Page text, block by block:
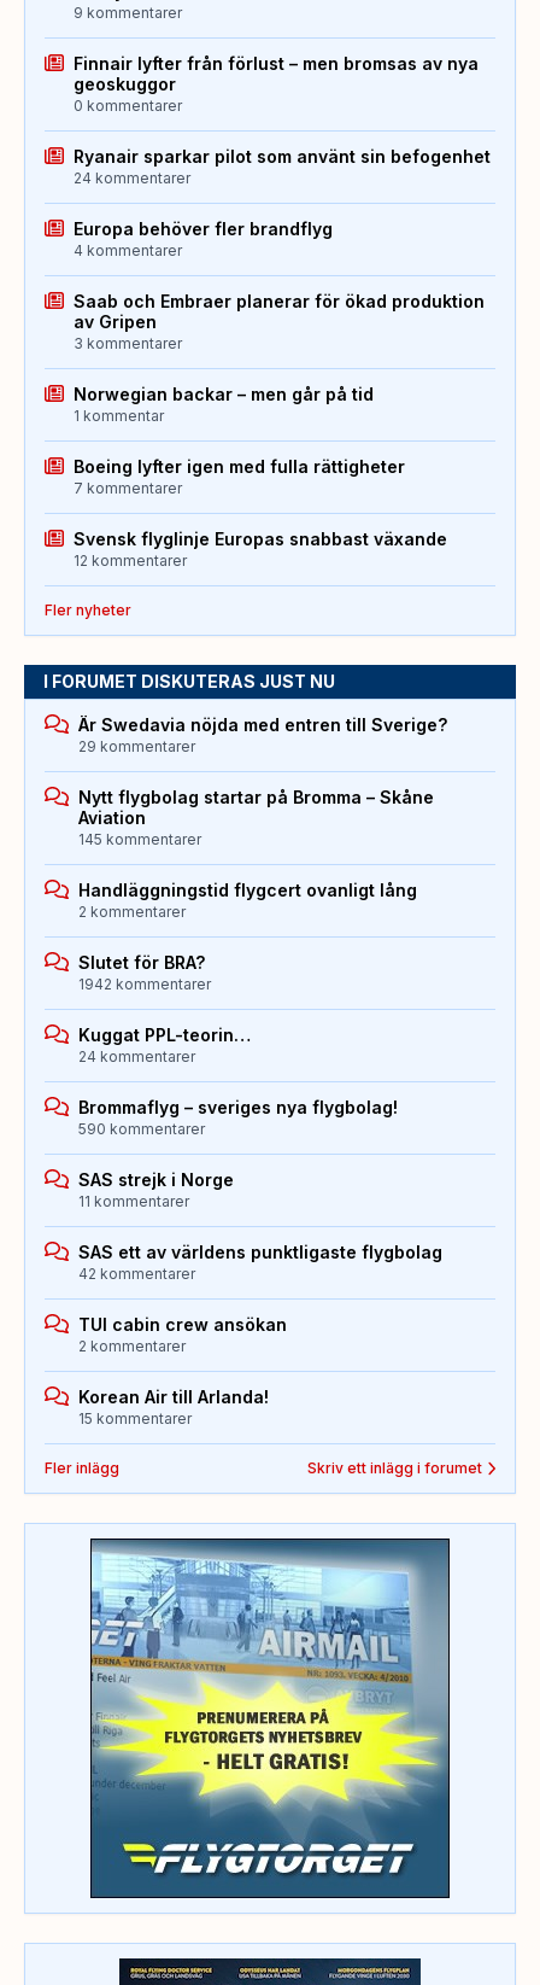
9 kommentarer
Finnair lyfter från förlust – men bromsas av nya
geoskuggor
0 kommentarer
Ryanair sparkar pilot som använt sin befogenhet
24 kommentarer
Europa behöver fler brandflyg
4 kommentarer
Saab och Embraer planerar för ökad produktion
av Gripen
3 kommentarer
Norwegian backar – men går på tid
1 kommentar
Boeing lyfter igen med fulla rättigheter
7 kommentarer
Svensk flyglinje Europas snabbast växande
12 kommentarer
Fler nyheter
I FORUMET DISKUTERAS JUST NU
Är Swedavia nöjda med entren till Sverige?
29 kommentarer
Nytt flygbolag startar på Bromma – Skåne
Aviation
145 kommentarer
Handläggningstid flygcert ovanligt lång
2 kommentarer
Slutet för BRA?
1942 kommentarer
Kuggat PPL-teorin…
24 kommentarer
Brommaflyg – sveriges nya flygbolag!
590 kommentarer
SAS strejk i Norge
11 kommentarer
SAS ett av världens punktligaste flygbolag
42 kommentarer
TUI cabin crew ansökan
2 kommentarer
Korean Air till Arlanda!
15 kommentarer
Fler inlägg Skriv ett inlägg i forumet